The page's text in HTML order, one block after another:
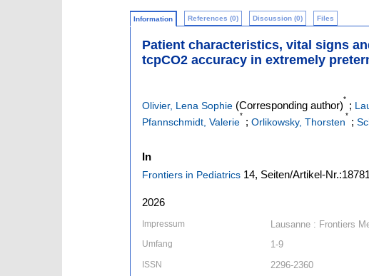
Information References (0) Discussion (0) Files
Patient characteristics, vital signs
tcpCO2 accuracy in extremely
Olivier, Lena Sophie (Corresponding author)
*
;
Pfannschmidt, Valerie
*
; Orlikowsky, Thorsten
*
;
In
Frontiers in Pediatrics 14, Seiten/Artikel-
2026
Impressum Lausanne : Frontiers
Umfang 1-9
ISSN 2296-2360